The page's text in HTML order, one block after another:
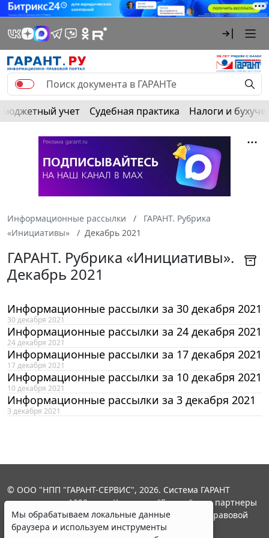
Бюджетный учет Судебная практика Налоги и
Информационные рассылки
ГАРАНТ. Рубрика
«Инициативы»
Декабрь 2021
ГАРАНТ. Рубрика «Инициативы».
Декабрь 2021
Информационные рассылки за 30 декабря 2021
30 декабря 2021
Информационные рассылки за 24 декабря 2021
24 декабря 2021
Информационные рассылки за 17 декабря 2021
17 декабря 2021
Информационные рассылки за 10 декабря 2021
10 декабря 2021
Информационные рассылки за 3 декабря 2021
3 декабря 2021
Мы обрабатываем локальные данные
браузера и используем инструменты
© ООО "НПП "ГАРАНТ-СЕРВИС", 2026. Система ГАРАНТ
выпускается с 1990 года. Компания "Гарант" и ее партнеры
являются участниками Российской ассоциации правовой
информации ГАРАНТ.